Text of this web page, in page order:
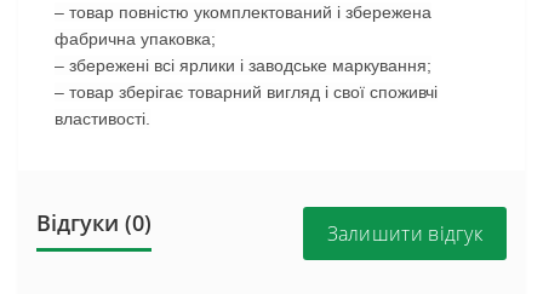
– товар повністю укомплектований і збережена
фабрична упаковка;
– збережені всі ярлики і заводське маркування;
– товар зберігає товарний вигляд і свої споживчі
властивості.
Відгуки (0) Залишити відгук